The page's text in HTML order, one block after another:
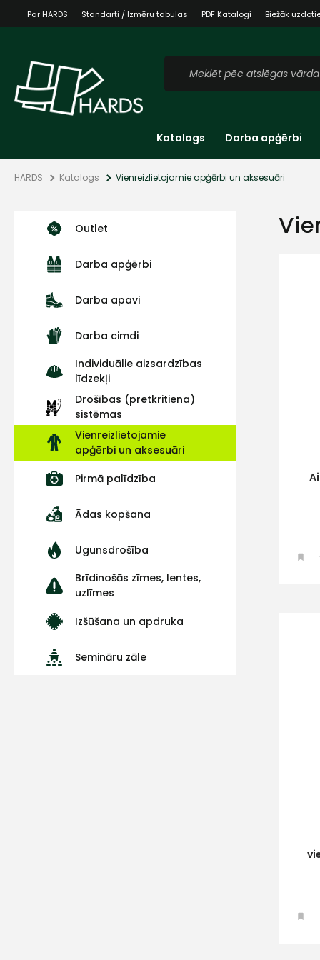
Par HARDS Standarti / Izmēru tabulas PDF Katalogi Biežāk
Katalogs Darba apģērbi
HARDS Katalogs Vienreizlietojamie apģērbi un aksesuāri
Outlet
Darba apģērbi
Darba apavi
Darba cimdi
Individuālie aizsardzības
līdzekļi
Drošības (pretkritiena)
sistēmas
Vienreizlietojamie
apģērbi un aksesuāri
Pirmā palīdzība
Ādas kopšana
Ugunsdrošība
Brīdinošās zīmes, lentes,
uzlīmes
Izšūšana un apdruka
Semināru zāle